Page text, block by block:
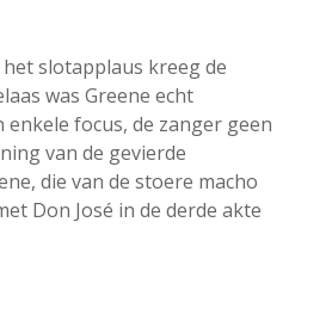
slotapplaus kreeg de
was Greene echt
focus, de zanger geen
van de gevierde
die van de stoere macho
Don José in de derde akte